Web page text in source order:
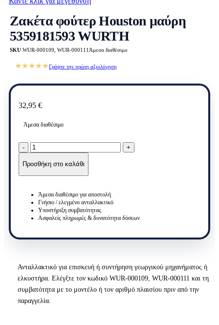
Ζακέτα φούτερ Houston μαύρη
5359181593 WURTH
SKU WUR-000109, WUR-000111Άμεσα διαθέσιμο
★★★★★Γράψτε την πρώτη αξιολόγηση
Ανταλλακτικό για επισκευή ή συντήρηση γεωργικού μηχανήματος ή
ελκυστήρα. Ελέγξτε τον κωδικό WUR-000109, WUR-000111 και τη
συμβατότητα με το μοντέλο ή τον αριθμό πλαισίου πριν από την
παραγγελία.
32,95 €
Άμεσα διαθέσιμο
Ζακέτα
φούτερ
Houston
ποσότητα
Προσθήκη στο καλάθι
Άμεσα διαθέσιμο για αποστολή
Γνήσιο / ελεγμένο ανταλλακτικό
Υποστήριξη συμβατότητας
Ασφαλείς πληρωμές & δυνατότητα δόσεων